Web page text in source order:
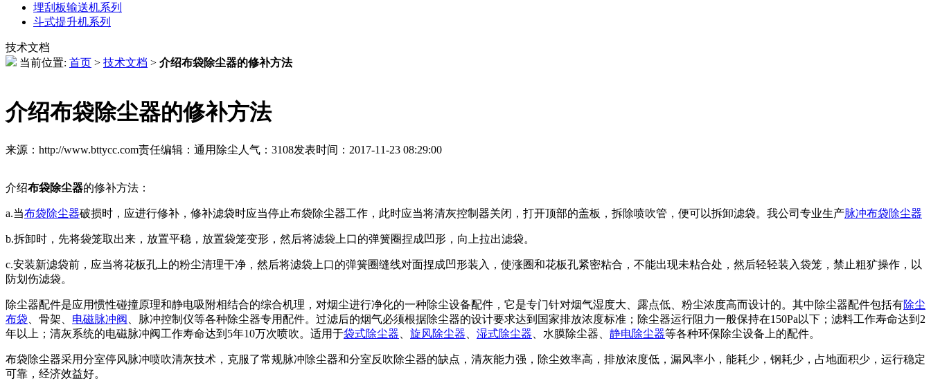
埋刮板输送机系列
斗式提升机系列
技术文档
当前位置: 首页 > 技术文档 > 介绍布袋除尘器的修补方法
介绍布袋除尘器的修补方法
来源：http://www.bttycc.com责任编辑：通用除尘 人气： 3108发表时间：2017-11-23 08:29:00
介绍布袋除尘器的修补方法：
a.当布袋除尘器破损时，应进行修补，修补滤袋时应当停止布袋除尘器工作，此时应当将清灰控制器关闭，打开顶部的盖板，拆除喷吹管，便可以拆卸滤袋。我公司专业生产脉冲布袋除尘器
b.拆卸时，先将袋笼取出来，放置平稳，放置袋笼变形，然后将滤袋上口的弹簧圈捏成凹形，向上拉出滤袋。
c.安装新滤袋前，应当将花板孔上的粉尘清理干净，然后将滤袋上口的弹簧圈缝线对面捏成凹形装入，使涨圈和花板孔紧密粘合，不能出现未粘合处，然后轻轻装入袋笼，禁止粗犷操作，以
防划伤滤袋。
除尘器配件是应用惯性碰撞原理和静电吸附相结合的综合机理，对烟尘进行净化的一种除尘设备配件，它是专门针对烟气湿度大、露点低、粉尘浓度高而设计的。其中除尘器配件包括有除尘
布袋 、骨架、 电磁脉冲阀
、脉冲控制仪等各种除尘器专用配件。过滤后的烟气必须根据除尘器的设计要求达到国家排放浓度标准；除尘器运行阻力一般保持在150Pa以下；滤料工作寿命达到2
年以上；清灰系统的电磁脉冲阀工作寿命达到5年10万次喷吹。适用于袋式除尘器 旋风除尘器 湿式除尘器 、水膜除尘器、 静电除尘器等各种环保除尘设备上的配件。
布袋除尘器采用分室停风脉冲喷吹清灰技术，克服了常规脉冲除尘器和分室反吹除尘器的缺点，清灰能力强，除尘效率高，排放浓度低，漏风率小，能耗少，钢耗少，占地面积少，运行稳定
可靠，经济效益好。